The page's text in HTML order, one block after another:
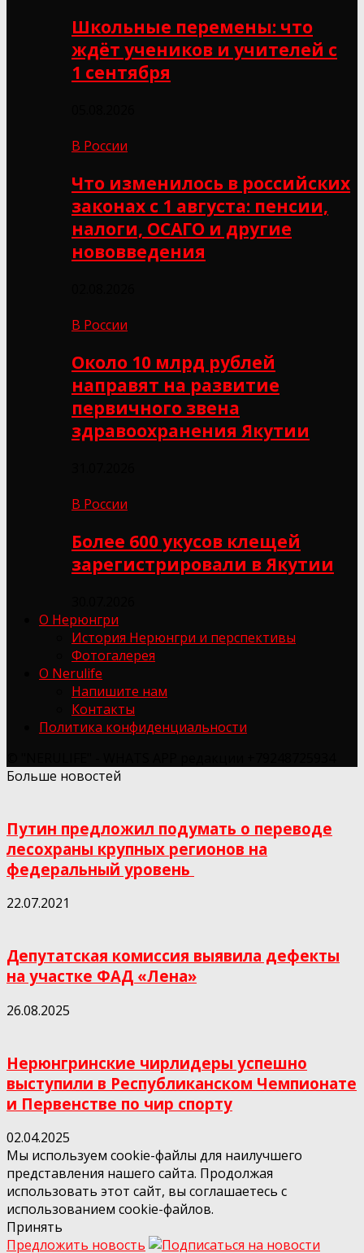
Школьные перемены: что
ждёт учеников и учителей с
1 сентября
В России
Что изменилось в российских
законах с 1 августа: пенсии,
налоги, ОСАГО и другие
нововведения
В России
Около 10 млрд рублей
направят на развитие
первичного звена
здравоохранения Якутии
В России
Более 600 укусов клещей
зарегистрировали в Якутии
О Нерюнгри
История Нерюнгри и перспективы
Фотогалерея
О Nerulife
Напишите нам
Контакты
Политика конфиденциальности
Больше новостей
Путин предложил подумать о переводе
лесохраны крупных регионов на
федеральный уровень
22.07.2021
Депутатская комиссия выявила дефекты
на участке ФАД «Лена»
26.08.2025
Нерюнгринские чирлидеры успешно
выступили в Республиканском Чемпионате
и Первенстве по чир спорту
02.04.2025
Мы используем cookie-файлы для наилучшего
представления нашего сайта. Продолжая
использовать этот сайт, вы соглашаетесь с
использованием cookie-файлов.
Принять
Предложить новость